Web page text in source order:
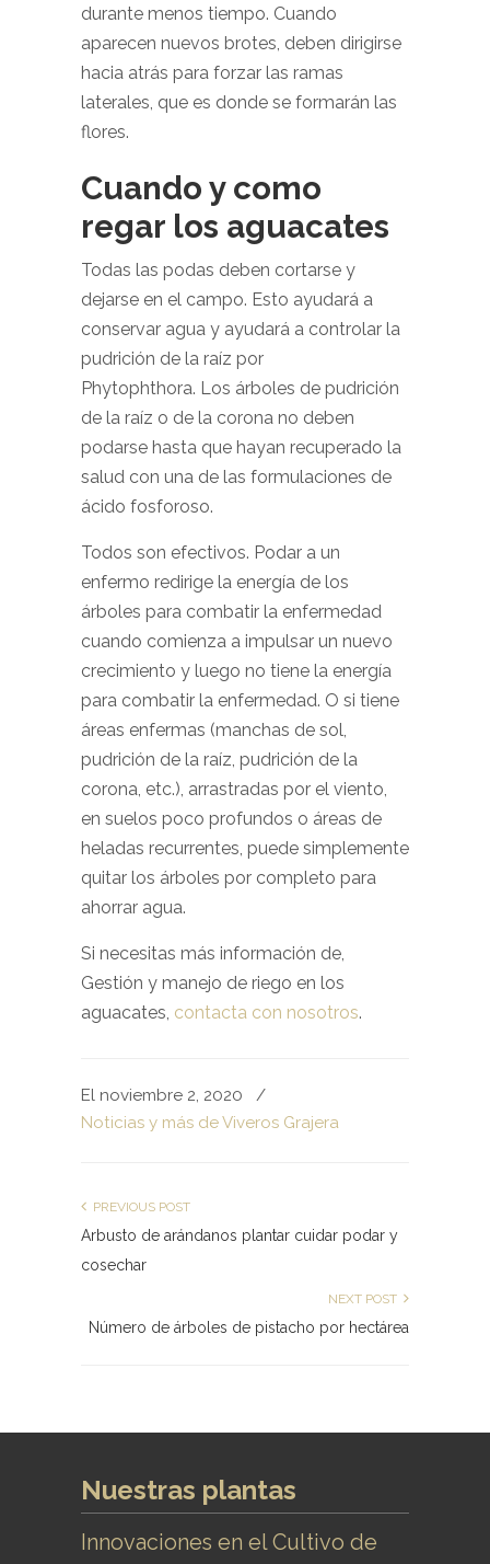
durante menos tiempo. Cuando
aparecen nuevos brotes, deben dirigirse
hacia atrás para forzar las ramas
laterales, que es donde se formarán las
flores.
Cuando y como
regar los aguacates
Todas las podas deben cortarse y
dejarse en el campo. Esto ayudará a
conservar agua y ayudará a controlar la
pudrición de la raíz por
Phytophthora. Los árboles de pudrición
de la raíz o de la corona no deben
podarse hasta que hayan recuperado la
salud con una de las formulaciones de
ácido fosforoso.
Todos son efectivos. Podar a un
enfermo redirige la energía de los
árboles para combatir la enfermedad
cuando comienza a impulsar un nuevo
crecimiento y luego no tiene la energía
para combatir la enfermedad. O si tiene
áreas enfermas (manchas de sol,
pudrición de la raíz, pudrición de la
corona, etc.), arrastradas por el viento,
en suelos poco profundos o áreas de
heladas recurrentes, puede simplemente
quitar los árboles por completo para
ahorrar agua.
Si necesitas más información de,
Gestión y manejo de riego en los
aguacates, contacta con nosotros.
El noviembre 2, 2020
/
Noticias y más de Viveros Grajera
PREVIOUS POST
Arbusto de arándanos plantar cuidar podar y
cosechar
NEXT POST
Número de árboles de pistacho por hectárea
Nuestras plantas
Innovaciones en el Cultivo de